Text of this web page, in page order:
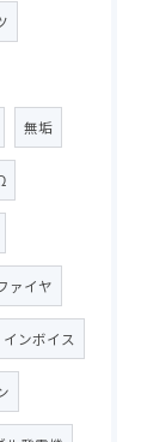
無垢
ァイヤ
インボイス